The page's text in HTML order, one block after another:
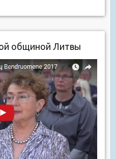
общиной Литвы